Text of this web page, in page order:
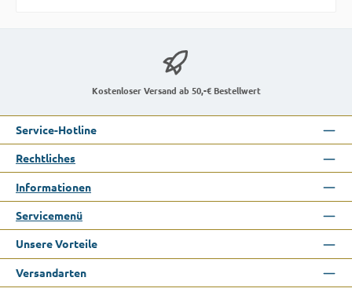
Kostenloser Versand ab 50,-€ Bestellwert
Service-Hotline
Rechtliches
Informationen
Servicemenü
Unsere Vorteile
Versandarten